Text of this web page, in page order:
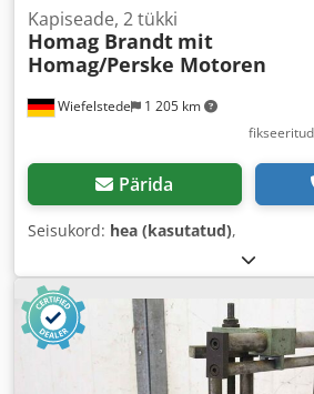
Wiefelstede 1 205 km
Kapiseade, 2 tükki
Homag Brandt mit
Homag/Perske Motoren
Pärida
Seisukord: hea (kasutatud),